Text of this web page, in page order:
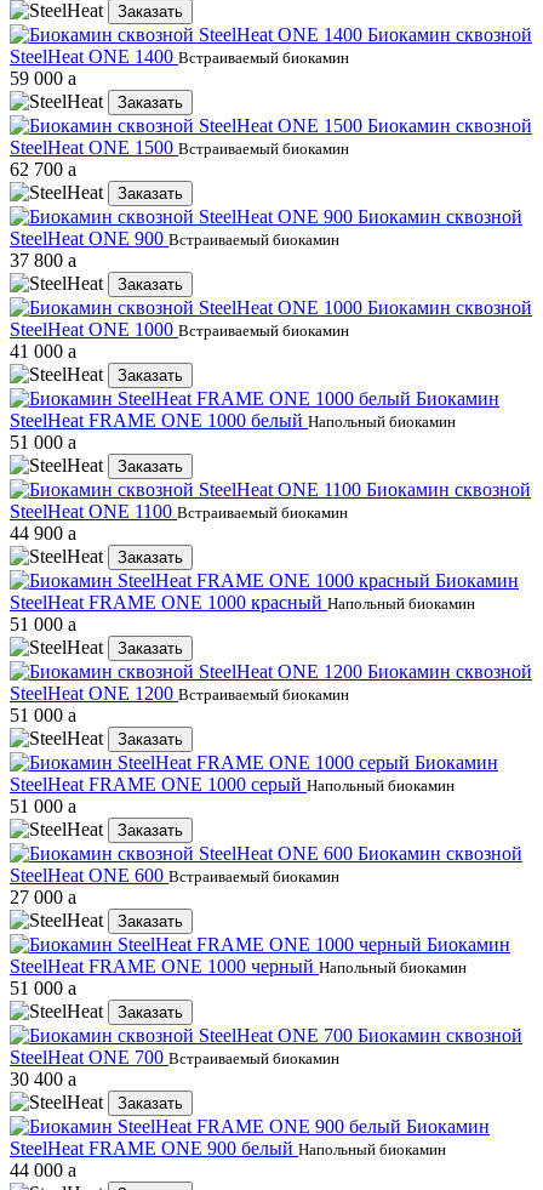
Заказать
Биокамин сквозной
SteelHeat ONE 1400 Встраиваемый биокамин
59 000 a
Заказать
Биокамин сквозной
SteelHeat ONE 1500 Встраиваемый биокамин
62 700 a
Заказать
Биокамин сквозной
SteelHeat ONE 900 Встраиваемый биокамин
37 800 a
Заказать
Биокамин сквозной
SteelHeat ONE 1000 Встраиваемый биокамин
41 000 a
Заказать
Биокамин
SteelHeat FRAME ONE 1000 белый Напольный биокамин
51 000 a
Заказать
Биокамин сквозной
SteelHeat ONE 1100 Встраиваемый биокамин
44 900 a
Заказать
Биокамин
SteelHeat FRAME ONE 1000 красный Напольный биокамин
51 000 a
Заказать
Биокамин сквозной
SteelHeat ONE 1200 Встраиваемый биокамин
51 000 a
Заказать
Биокамин
SteelHeat FRAME ONE 1000 серый Напольный биокамин
51 000 a
Заказать
Биокамин сквозной
SteelHeat ONE 600 Встраиваемый биокамин
27 000 a
Заказать
Биокамин
SteelHeat FRAME ONE 1000 черный Напольный биокамин
51 000 a
Заказать
Биокамин сквозной
SteelHeat ONE 700 Встраиваемый биокамин
30 400 a
Заказать
Биокамин
SteelHeat FRAME ONE 900 белый Напольный биокамин
44 000 a